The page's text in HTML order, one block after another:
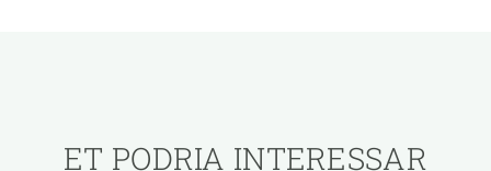
ET PODRIA INTERESSAR